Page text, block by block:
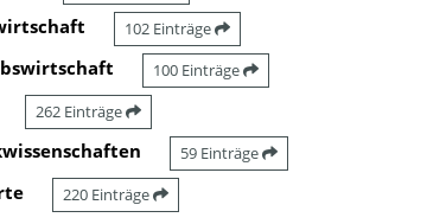
102 Einträge
100 Einträge
262 Einträge
59 Einträge
220 Einträge